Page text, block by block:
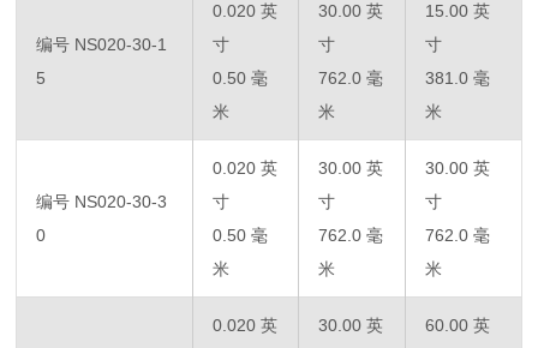
编号 NS020-30-1
5
0.020 英
寸
0.50 毫
米
30.00 英
寸
762.0 毫
米
15.00 英
寸
381.0 毫
米
编号 NS020-30-3
0
0.020 英
寸
0.50 毫
米
30.00 英
寸
762.0 毫
米
30.00 英
寸
762.0 毫
米
0.020 英
30.00 英
60.00 英